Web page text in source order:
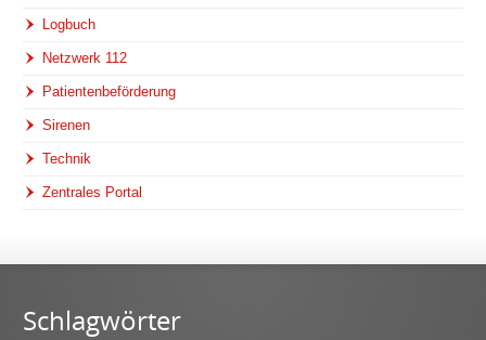
Logbuch
Netzwerk 112
Patientenbeförderung
Sirenen
Technik
Zentrales Portal
Schlagwörter